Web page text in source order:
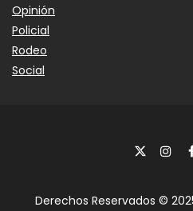
Opinión
Policial
Rodeo
Social
Derechos Reservados ©